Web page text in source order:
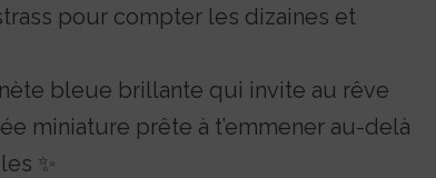
pour compter les dizaines et
bleue brillante qui invite au rêve
miniature prête à t’emmener au-delà
✨